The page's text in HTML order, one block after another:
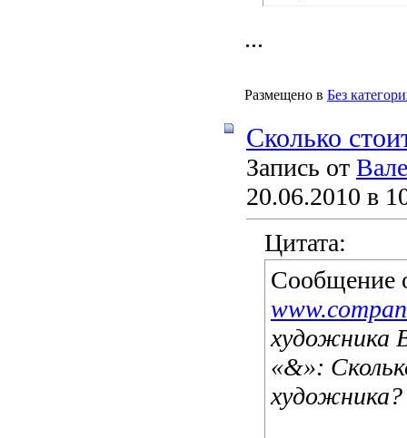
...
Размещено в Без
Сколько
Запись от
20.06.2010 в
Цитата:
Сообщение
художника
«&»:
художника?